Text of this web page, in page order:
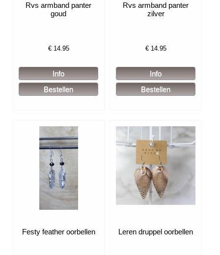
Rvs armband panter
goud
€ 14.95
Rvs armband panter
zilver
€ 14.95
Festy feather oorbellen Leren druppel oorbellen